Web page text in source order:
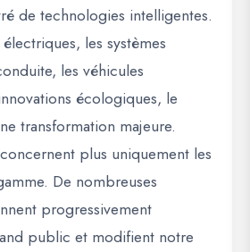
de technologies intelligentes.
les systèmes
les véhicules
écologiques, le
transformation majeure.
plus uniquement les
De nombreuses
progressivement
public et modifient notre